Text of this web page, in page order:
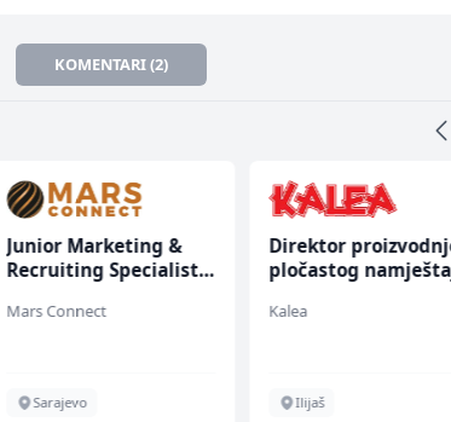
KOMENTARI (2)
Junior Marketing &
Recruiting Specialist
Mars Connect
Sarajevo
Direktor
pločastog
Kalea
Ilijaš